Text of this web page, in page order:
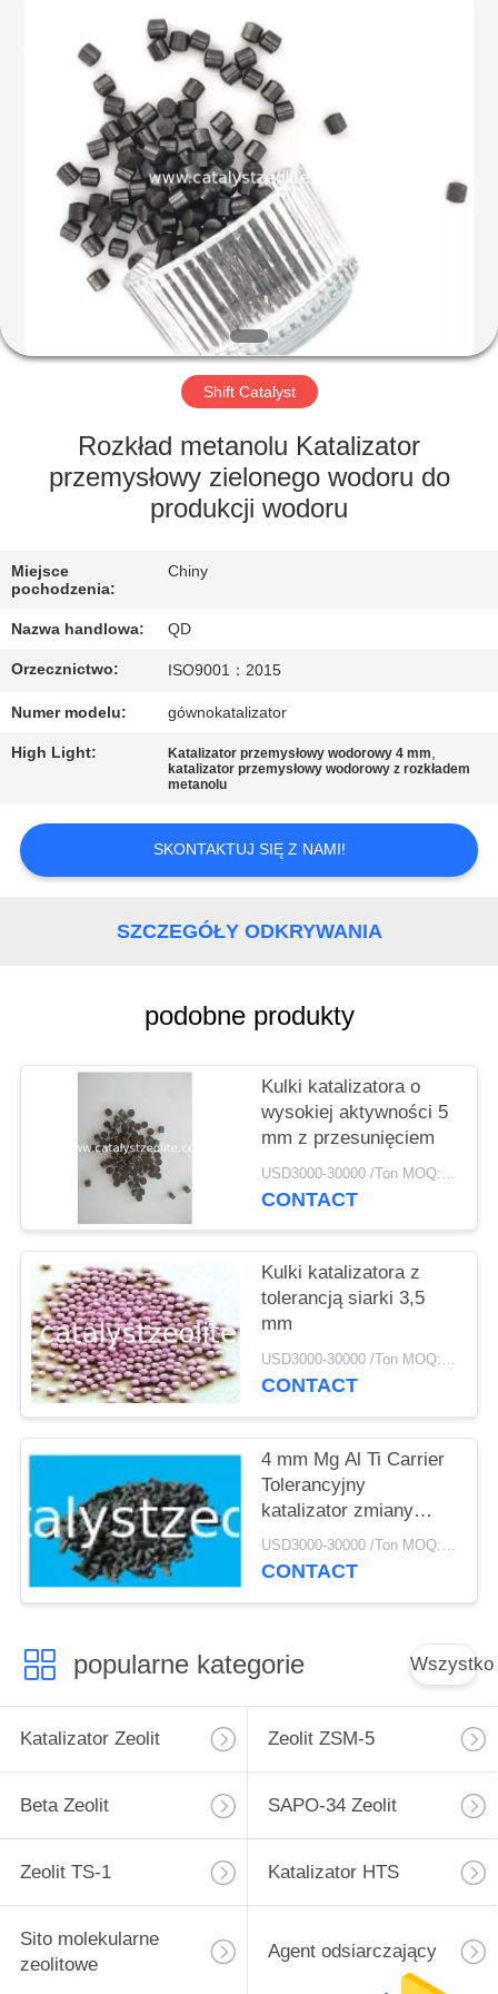
PRODUKTY
WYCIECZKA
FABRYCE
KONTROLA
SKONTAKTUJ
NAMI
AKTUALNOŚCI
SPRAWY
SITEMAP
Shift Catalyst
Rozkład metanolu Katalizator
przemysłowy zielonego wodoru do
produkcji wodoru
Miejsce
pochodzenia:
Chiny
Nazwa handlowa: QD
Orzecznictwo: ISO9001：2015
Numer modelu: gównokatalizator
High Light: Katalizator przemysłowy wodorowy 4 mm,
katalizator przemysłowy wodorowy z rozkładem
metanolu
SKONTAKTUJ SIĘ Z NAMI!
SZCZEGÓŁY ODKRYWANIA
podobne produkty
Kulki katalizatora o
wysokiej aktywności 5
mm z przesunięciem
USD3000-30000 /Ton MOQ:1 KG
CONTACT
Kulki katalizatora z
tolerancją siarki 3,5
mm
USD3000-30000 /Ton MOQ:1 KG
CONTACT
4 mm Mg Al Ti Carrier
Tolerancyjny
katalizator zmiany
biegów
USD3000-30000 /Ton MOQ:1 KG
CONTACT
popularne kategorie Wszystko
Katalizator Zeolit Zeolit ​​ZSM-5
Beta Zeolit SAPO-34 Zeolit
Zeolit ​​TS-1 Katalizator HTS
Sito molekularne
zeolitowe
Agent odsiarczający